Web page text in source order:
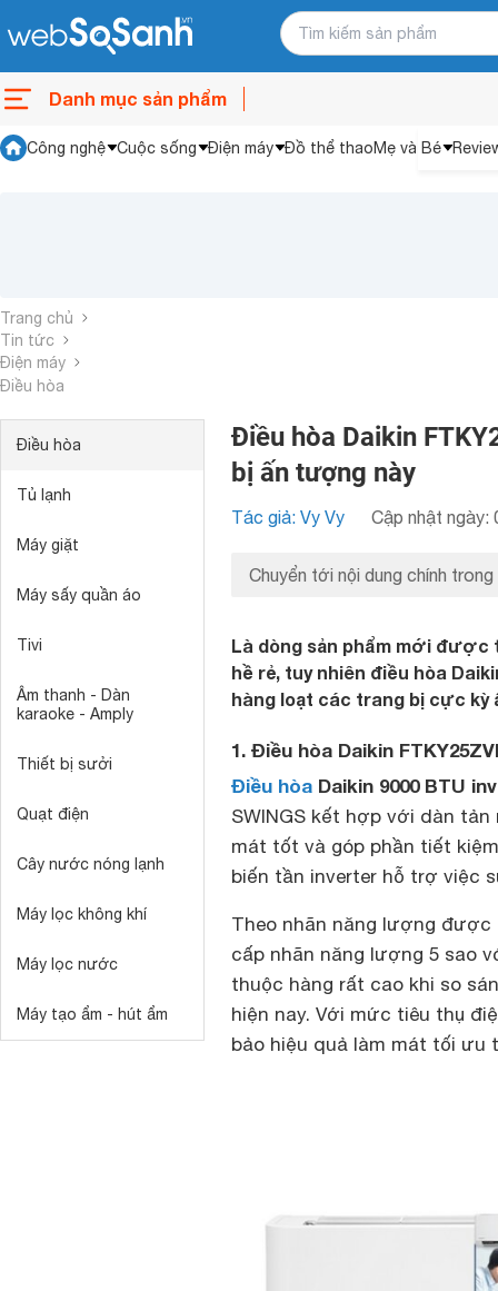
Danh mục sản phẩm
Công nghệ Cuộc sống Điện máy Đồ thể thaoMẹ và Bé
Trang chủ
Tin tức
Điện máy
Điều hòa
Điều hòa
Tủ lạnh
Máy giặt
Máy sấy quần áo
Tivi
Âm thanh - Dàn
karaoke - Amply
Thiết bị sưởi
Quạt điện
Cây nước nóng lạnh
Máy lọc không khí
Máy lọc nước
Máy tạo ẩm - hút ẩm
Điều hòa Daikin
bị ấn tượng này
Tác giả: Vy Vy Cập nhật ngày:
Chuyển tới nội dung chính
Là dòng sản phẩm mới được
hề rẻ, tuy nhiên điều hòa
hàng loạt các trang bị cực
1. Điều hòa Daikin
Điều hòa Daikin 9000 BTU
SWINGS kết hợp với dàn
mát tốt và góp phần tiết
biến tần inverter hỗ trợ việc
Theo nhãn năng lượng
cấp nhãn năng lượng 5 sao
thuộc hàng rất cao khi so
hiện nay. Với mức tiêu thụ
bảo hiệu quả làm mát tối ưu